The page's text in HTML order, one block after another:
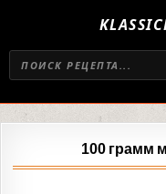
100 грамм